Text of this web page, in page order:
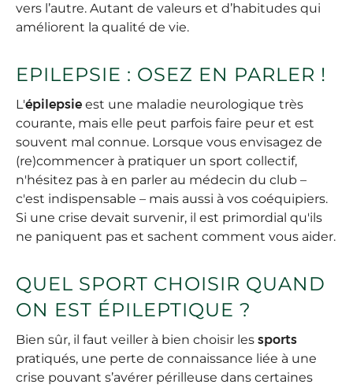
vers l’autre. Autant de valeurs et d’habitudes qui
améliorent la qualité de vie.
EPILEPSIE : OSEZ EN PARLER !
L'épilepsie est une maladie neurologique très
courante, mais elle peut parfois faire peur et est
souvent mal connue. Lorsque vous envisagez de
(re)commencer à pratiquer un sport collectif,
n'hésitez pas à en parler au médecin du club –
c'est indispensable – mais aussi à vos coéquipiers.
Si une crise devait survenir, il est primordial qu'ils
ne paniquent pas et sachent comment vous aider.
QUEL SPORT CHOISIR QUAND
ON EST ÉPILEPTIQUE ?
Bien sûr, il faut veiller à bien choisir les sports
pratiqués, une perte de connaissance liée à une
crise pouvant s’avérer périlleuse dans certaines